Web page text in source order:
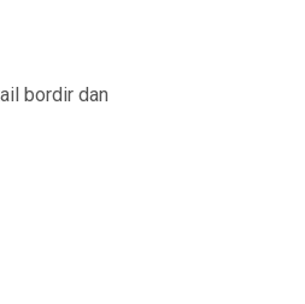
bordir dan